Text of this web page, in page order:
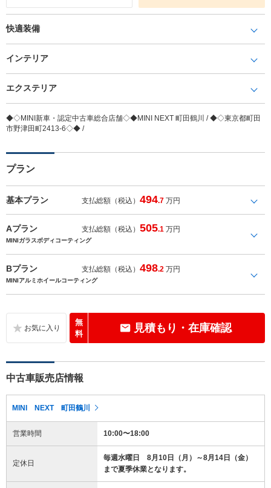
快適装備
インテリア
エクステリア
◆◇MINI新車・認定中古車総合店舗◇◆MINI NEXT 町田鶴川 / ◆◇東京都町田
市野津田町2413-6◇◆ /
プラン
基本プラン 支払総額（税込）494.7 万円
Aプラン 支払総額（税込）505.1 万円
MINIガラスボディコーティング
Bプラン 支払総額（税込）498.2 万円
MINIアルミホイールコーティング
無
料
見積もり・在庫確認
中古車販売店情報
MINI NEXT 町田鶴川
営業時間 10:00〜18:00
定休日
毎週水曜日 8月10日（月）～8月14日（金）
まで夏季休業となります。